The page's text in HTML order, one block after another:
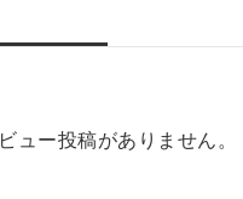
ュー投稿がありません。